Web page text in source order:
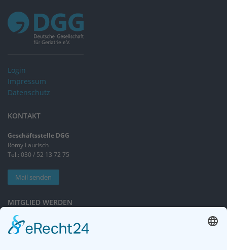
Login
Impressum
Datenschutz
KONTAKT
Geschäftsstelle DGG
Romy Laurisch
Tel.: 030 / 52 13 72 75
Mail senden
MITGLIED WERDEN
Sieben gute Gründe
für Ihre Mitgliedschaft